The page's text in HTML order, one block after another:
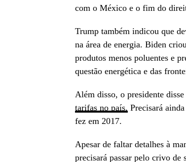
com o México e o fim do
Trump também indicou que
na área de energia. Biden
produtos menos poluentes e
questão energética e das
Além disso, o presidente disse
tarifas no país. Precisará
fez em 2017.
Apesar de faltar detalhes à
precisará passar pelo crivo de